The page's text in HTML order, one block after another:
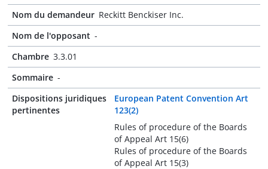
Nom du demandeur Reckitt Benckiser Inc.
Nom de l'opposant -
Chambre 3.3.01
Sommaire -
Dispositions juridiques
pertinentes
European Patent Convention Art
123(2)
Rules of procedure of the Boards
of Appeal Art 15(6)
Rules of procedure of the Boards
of Appeal Art 15(3)